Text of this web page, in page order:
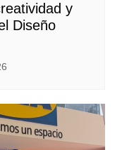
y
Diseño